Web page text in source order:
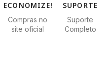
ECONOMIZE!
Compras no
site oficial
SUPORTE
Suporte
Completo